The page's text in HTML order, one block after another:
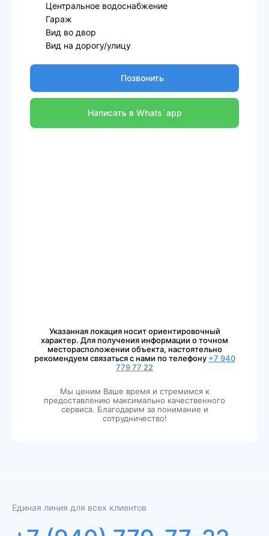
Центральное водоснабжение
Гараж
Вид во двор
Вид на дорогу/улицу
Позвонить
Написать в Whats`app
Указанная локация носит ориентировочный
характер. Для получения информации о точном
месторасположении объекта, настоятельно
рекомендуем связаться с нами по телефону +7 940
779 77 22
Мы ценим Ваше время и стремимся к
предоставлению максимально качественного
сервиса. Благодарим за понимание и
сотрудничество!
Единая линия для всех клиентов